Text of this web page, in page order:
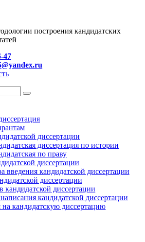
построения кандидатских
47
диссертации
диссертация по истории
по праву
диссертации
введения кандидатской диссертации
диссертации
диссертации
кандидатской диссертации
на кандидатскую диссертацию